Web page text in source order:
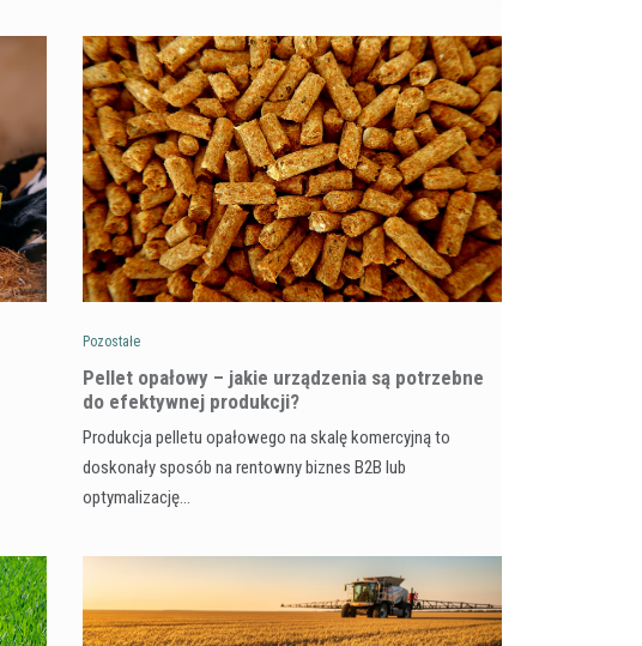
Pozostałe
Pellet opałowy – jakie urządzenia są potrzebne
do efektywnej produkcji?
Produkcja pelletu opałowego na skalę komercyjną to
doskonały sposób na rentowny biznes B2B lub
optymalizację…